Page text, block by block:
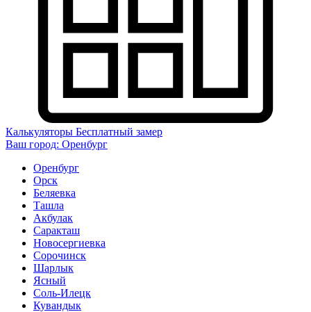
Калькуляторы Бесплатный замер
Ваш город: Оренбург
Оренбург
Орск
Беляевка
Ташла
Акбулак
Саракташ
Новосергиевка
Сорочинск
Шарлык
Ясный
Соль-Илецк
Кувандык